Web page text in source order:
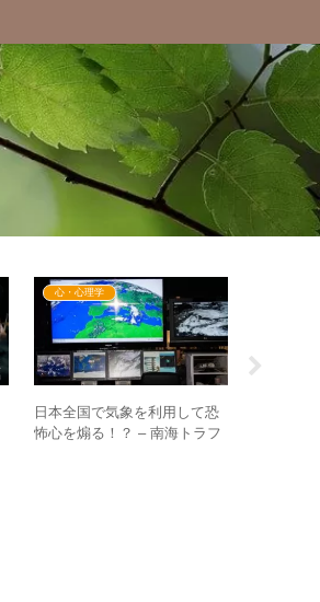
心・心理学
日本全国で気象を利用して恐
怖心を煽る！？ – 南海トラフ